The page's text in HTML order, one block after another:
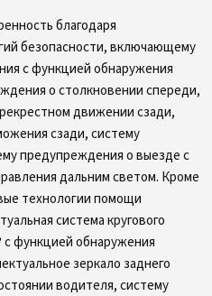
благодаря
безопасности, включающему
с функцией обнаружения
о столкновении спереди,
движении сзади,
сзади, систему
предупреждения о выезде с
дальним светом. Кроме
технологии помощи
система кругового
функцией обнаружения
зеркало заднего
водителя, систему